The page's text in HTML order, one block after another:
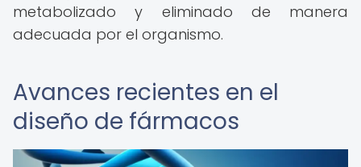
metabolizado y eliminado de manera
adecuada por el organismo.
Avances recientes en el
diseño de fármacos